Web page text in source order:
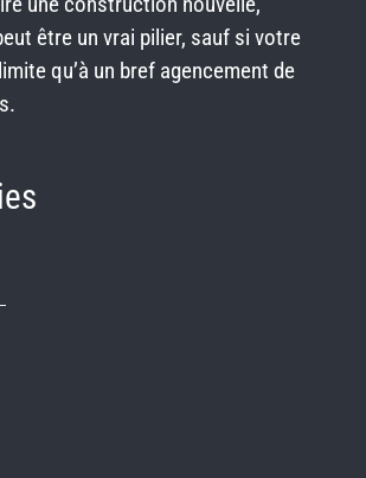
être un vrai pilier, sauf si votre
qu’à un bref agencement de